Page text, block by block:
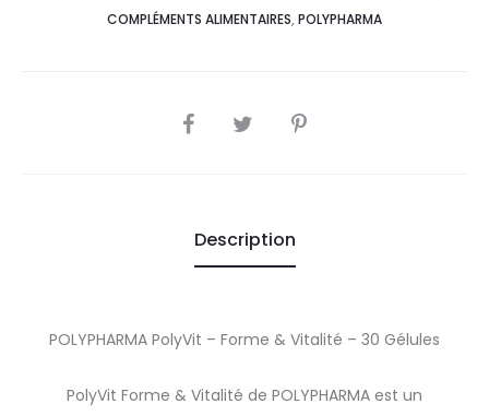
COMPLÉMENTS ALIMENTAIRES, POLYPHARMA
SHARE
Description
POLYPHARMA PolyVit – Forme & Vitalité – 30 Gélules
PolyVit Forme & Vitalité de POLYPHARMA est un